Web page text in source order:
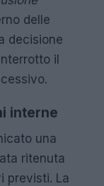
delle
decisione
il
interne
una
ritenuta
previsti. La